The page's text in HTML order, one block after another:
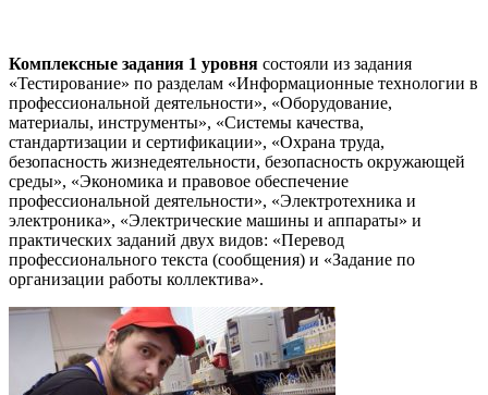
Комплексные задания 1 уровня состояли из задания
«Тестирование» по разделам «Информационные технологии в
профессиональной деятельности», «Оборудование,
материалы, инструменты», «Системы качества,
стандартизации и сертификации», «Охрана труда,
безопасность жизнедеятельности, безопасность окружающей
среды», «Экономика и правовое обеспечение
профессиональной деятельности», «Электротехника и
электроника», «Электрические машины и аппараты» и
практических заданий двух видов: «Перевод
профессионального текста (сообщения) и «Задание по
организации работы коллектива».